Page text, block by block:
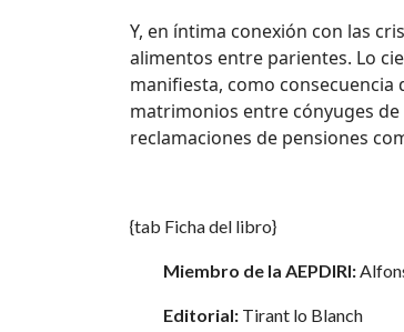
Y, en íntima conexión con las
alimentos entre parientes. Lo
manifiesta, como
matrimonios entre cónyuges
reclamaciones de pensiones
{tab Ficha del libro}
Miembro de la AEPDIRI:
Editorial: Tirant lo Blanch